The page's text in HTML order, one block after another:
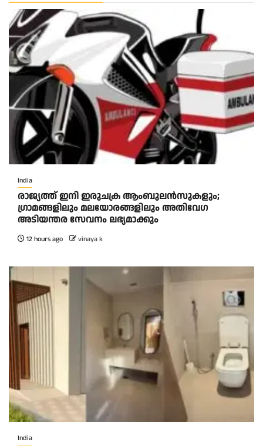
India
രാജ്യത്ത് ഇനി ഇരുചക്ര ആംബുലന്‍സുകളും;
ഗ്രാമങ്ങളിലും മലയോരങ്ങളിലും അതിവേഗ
അടിയന്തര സേവനം ലഭ്യമാക്കും
12 hours ago vinaya k
India